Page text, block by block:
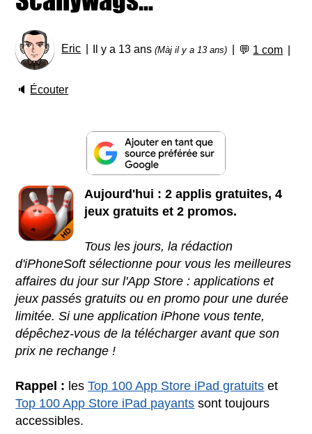
Eric Il y a 13 ans(Màj il y a 13 ans) 💬 1 com
🔈 Écouter
Aujourd'hui : 2 applis gratuites, 4
jeux gratuits et 2 promos.
Tous les jours, la rédaction
d'iPhoneSoft sélectionne pour vous les meilleures
affaires du jour sur l'App Store : applications et
jeux passés gratuits ou en promo pour une durée
limitée. Si une application iPhone vous tente,
dépêchez-vous de la télécharger avant que son
prix ne rechange !
Rappel : lesTop 100 App Store iPad gratuits et
Top 100 App Store iPad payants sont toujours
accessibles.